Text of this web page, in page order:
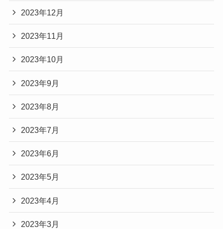
2023年12月
2023年11月
2023年10月
2023年9月
2023年8月
2023年7月
2023年6月
2023年5月
2023年4月
2023年3月